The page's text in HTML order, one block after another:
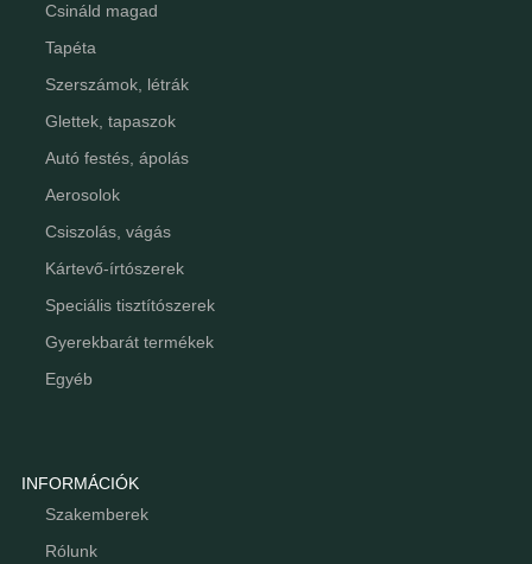
Csináld magad
Tapéta
Szerszámok, létrák
Glettek, tapaszok
Autó festés, ápolás
Aerosolok
Csiszolás, vágás
Kártevő-írtószerek
Speciális tisztítószerek
Gyerekbarát termékek
Egyéb
INFORMÁCIÓK
Szakemberek
Rólunk